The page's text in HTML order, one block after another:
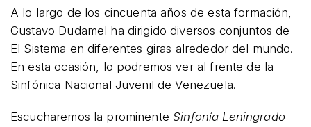
A lo largo de los cincuenta años de esta formación,
Gustavo Dudamel ha dirigido diversos conjuntos de
El Sistema en diferentes giras alrededor del mundo.
En esta ocasión, lo podremos ver al frente de la
Sinfónica Nacional Juvenil de Venezuela.
Escucharemos la prominenteSinfonía Leningrado